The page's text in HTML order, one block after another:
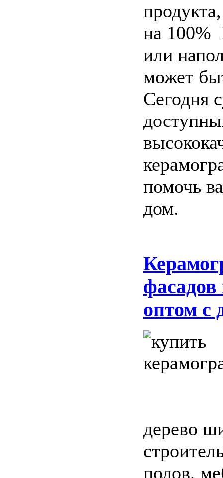
на 100%
или
может
Сегодня
помочь
дом.
оптом с
дерево
полов,